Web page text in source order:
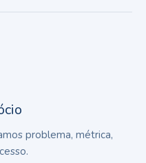
problema, métrica,